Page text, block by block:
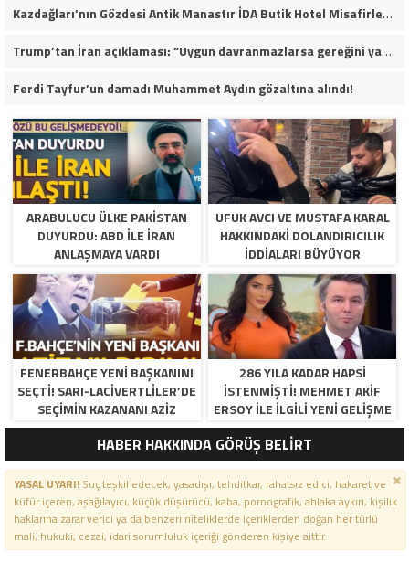
Kazdağları’nın Gözdesi Antik Manastır İDA Butik Hotel Misafirlerinden Tam Not Alıyor
Trump’tan İran açıklaması: “Uygun davranmazlarsa gereğini yaparım”
Ferdi Tayfur’un damadı Muhammet Aydın gözaltına alındı!
ARABULUCU ÜLKE PAKISTAN
DUYURDU: ABD ILE İRAN
ANLAŞMAYA VARDI
UFUK AVCI VE MUSTAFA KARAL
HAKKINDAKI DOLANDIRICILIK
İDDIALARI BÜYÜYOR
FENERBAHÇE YENI BAŞKANINI
SEÇTI! SARI-LACIVERTLILER’DE
SEÇIMIN KAZANANI AZIZ
YILDIRIM OLDU
286 YILA KADAR HAPSI
ISTENMIŞTI! MEHMET AKIF
ERSOY ILE ILGILI YENI GELIŞME
HABER HAKKINDA GÖRÜŞ BELİRT
YASAL UYARI!Suç teşkil edecek, yasadışı, tehditkar, rahatsız edici, hakaret ve
küfür içeren, aşağılayıcı, küçük düşürücü, kaba, pornografik, ahlaka aykırı, kişilik
haklarına zarar verici ya da benzeri niteliklerde içeriklerden doğan her türlü
mali, hukuki, cezai, idari sorumluluk içeriği gönderen kişiye aittir.